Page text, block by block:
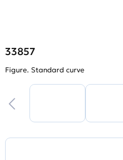
33857
Figure. Standard curve